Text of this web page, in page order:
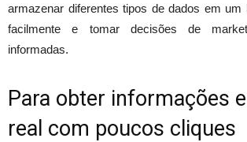
armazenar diferentes tipos de dados em um
facilmente e tomar decisões de
informadas.
Para obter informações
real com poucos cliques